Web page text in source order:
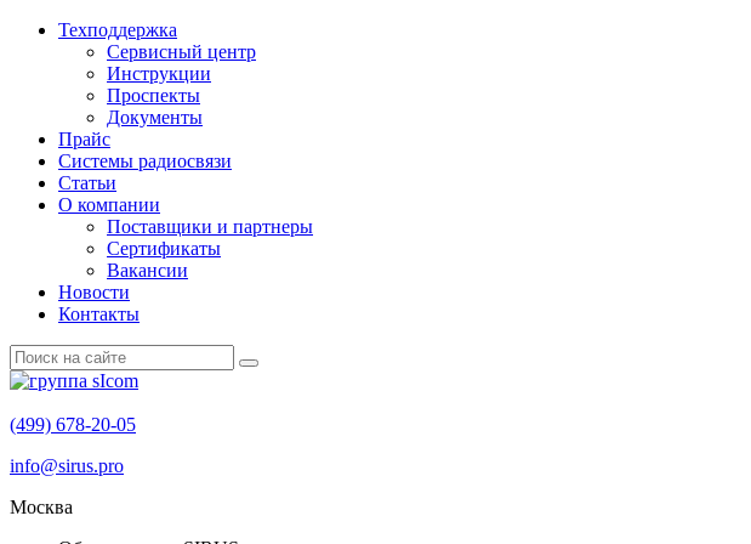
Техподдержка
Сервисный центр
Инструкции
Проспекты
Документы
Прайс
Системы радиосвязи
Статьи
О компании
Поставщики и партнеры
Cертификаты
Вакансии
Новости
Контакты
(499) 678-20-05
info@sirus.pro
Москва